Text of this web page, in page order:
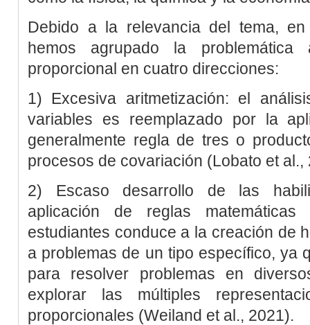
Debido a la relevancia del tema,
hemos agrupado la problemática
proporcional en cuatro direcciones:
1) Excesiva aritmetización: el
variables es reemplazado por la
generalmente regla de tres o
procesos de covariación (Lobato et al.,
2) Escaso desarrollo de las
aplicación de reglas
estudiantes conduce a la creación de
a problemas de un tipo específico, ya
para resolver problemas en
explorar las múltiples
proporcionales (Weiland et al., 2021).